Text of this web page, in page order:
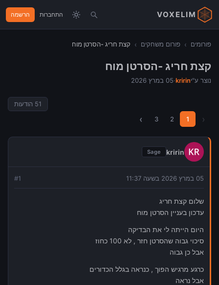
VOXELIM התחברות הרשמה
פורומים › פורום משחקים › קצת חריג -הסרטן מוח
קצת חריג -הסרטן מוח
נוצר ע"יkririn
·05 במרץ 2026
51 הודעות
‹
1
2
3
›
kririn
Sage
05 במרץ 2026 בשעה 11:37 #1
שלום קצת חריג
עדכון בעניין הסרטן מוח
היום הייתה לי את הבדיקה
סיכוי גבוה שהסרטן חזר , לא 100 כחוז
אבל כן גבוה
כרגע מרגיש הפוך , כנראה בגלל הכדורים
אבל נראה